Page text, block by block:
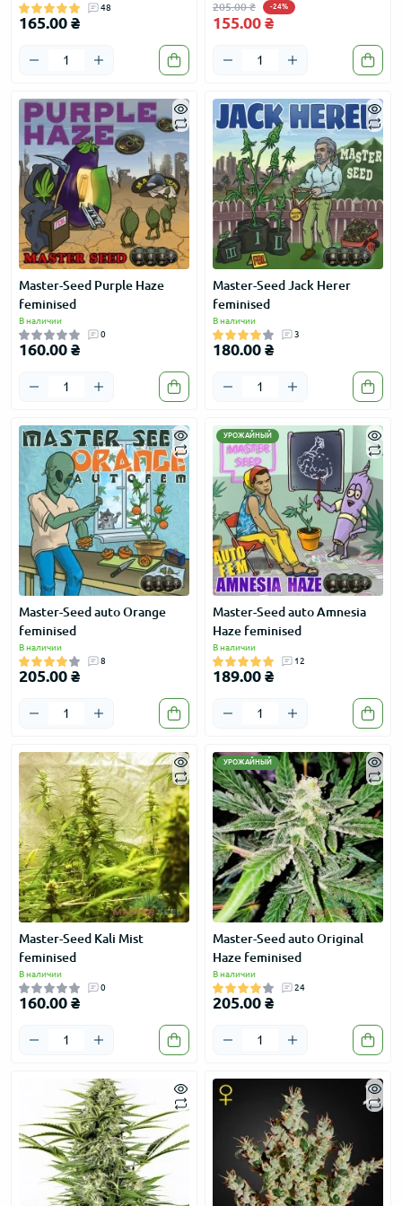
48
165.00 ₴
205.00 ₴ -24%
155.00 ₴
Master-Seed Purple Haze
feminised
В наличии
0
160.00 ₴
Master-Seed Jack Herer
feminised
В наличии
3
180.00 ₴
Master-Seed auto Orange
feminised
В наличии
8
205.00 ₴
УРОЖАЙНЫЙ
Master-Seed auto Amnesia
Haze feminised
В наличии
12
189.00 ₴
Master-Seed Kali Mist
feminised
В наличии
0
160.00 ₴
УРОЖАЙНЫЙ
Master-Seed auto Original
Haze feminised
В наличии
24
205.00 ₴